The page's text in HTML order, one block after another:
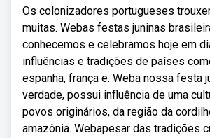
Os colonizadores portugueses
muitas. Webas festas juninas
conhecemos e celebramos hoje em
influências e tradições de países
espanha, frança e. Weba nossa festa
verdade, possui influência de uma
povos originários, da região da
amazônia. Webapesar das tradições